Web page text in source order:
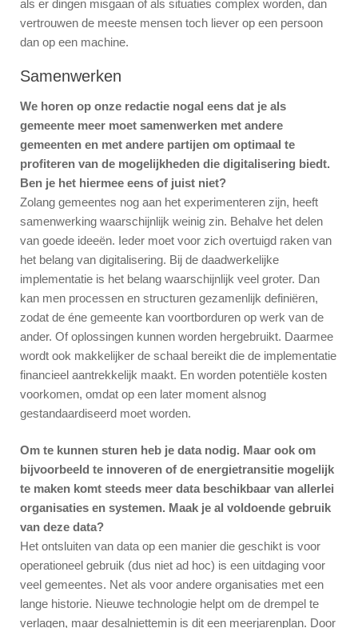
als er dingen misgaan of als situaties complex worden, dan
vertrouwen de meeste mensen toch liever op een persoon
dan op een machine.
Samenwerken
We horen op onze redactie nogal eens dat je als
gemeente meer moet samenwerken met andere
gemeenten en met andere partijen om optimaal te
profiteren van de mogelijkheden die digitalisering biedt.
Ben je het hiermee eens of juist niet?
Zolang gemeentes nog aan het experimenteren zijn, heeft
samenwerking waarschijnlijk weinig zin. Behalve het delen
van goede ideeën. Ieder moet voor zich overtuigd raken van
het belang van digitalisering. Bij de daadwerkelijke
implementatie is het belang waarschijnlijk veel groter. Dan
kan men processen en structuren gezamenlijk definiëren,
zodat de éne gemeente kan voortborduren op werk van de
ander. Of oplossingen kunnen worden hergebruikt. Daarmee
wordt ook makkelijker de schaal bereikt die de implementatie
financieel aantrekkelijk maakt. En worden potentiële kosten
voorkomen, omdat op een later moment alsnog
gestandaardiseerd moet worden.
Om te kunnen sturen heb je data nodig. Maar ook om
bijvoorbeeld te innoveren of de energietransitie mogelijk
te maken komt steeds meer data beschikbaar van allerlei
organisaties en systemen. Maak je al voldoende gebruik
van deze data?
Het ontsluiten van data op een manier die geschikt is voor
operationeel gebruik (dus niet ad hoc) is een uitdaging voor
veel gemeentes. Net als voor andere organisaties met een
lange historie. Nieuwe technologie helpt om de drempel te
verlagen, maar desalniettemin is dit een meerjarenplan. Door